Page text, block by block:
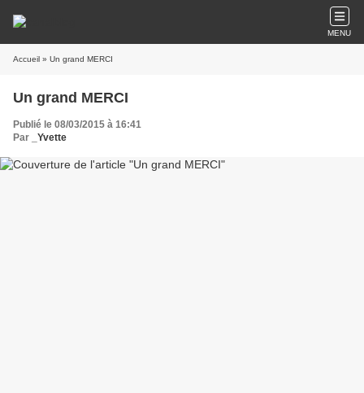
MENU
Accueil » Un grand MERCI
Un grand MERCI
Publié le 08/03/2015 à 16:41
Par
_Yvette